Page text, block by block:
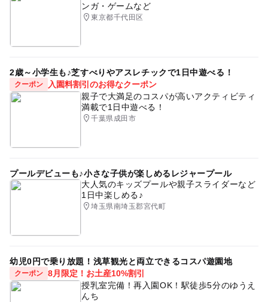
ンガ・ゲームなど
東京都千代田区
2歳～小学生も♪芝すべりやアスレチックで1日中遊べる！
クーポン
入園料割引のお得なクーポン
親子で大満足のコスパが高いアクティビティ
満載で1日中遊べる！
千葉県成田市
プールデビューも♪小さな子供が楽しめるレジャープール
大人気のキッズプールや親子スライダーなど
1日中楽しめる♪
埼玉県南埼玉郡宮代町
幼児0円で乗り放題！浅草観光と両立できるコスパ遊園地
クーポン 8月限定！お土産10%割引
授乳室完備！再入園OK！駅徒歩5分のゆうえ
んち